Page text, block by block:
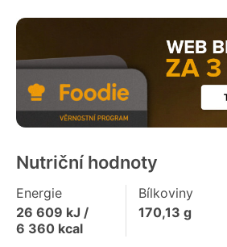
Nutriční hodnoty
Energie
26 609 kJ /
6 360 kcal
Bílkoviny
170,13 g